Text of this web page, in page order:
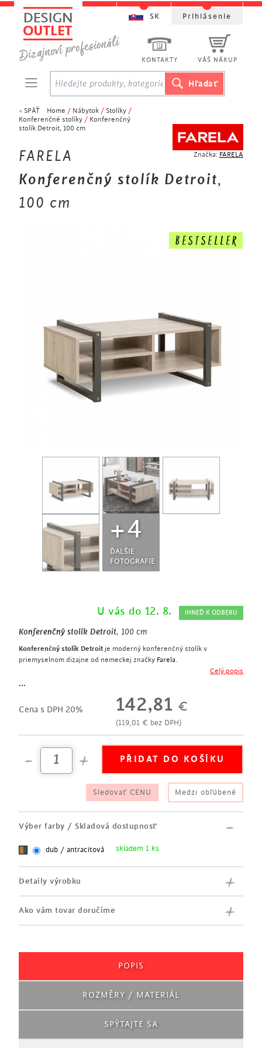
Značka: FARELA
< SPÄŤ Home / Nábytok / Stolíky /
Konferenčné stolíky / Konferenčný
stolík Detroit, 100 cm
FARELA
Konferenčný stolík Detroit,
100 cm
+4
ĎALŠIE
FOTOGRAFIE
U vás do 12. 8. IHNEĎ K ODBERU
Konferenčný stolík Detroit, 100 cm
Konferenčný stolík Detroit je moderný konferenčný stolík v
priemyselnom dizajne od nemeckej značky Farela.
Kombinácia antracitovej farby a dreveného dekóru pripomína
Konferenčný stolíkz rady Detroit
vyniká nielen kvalitným dizajnom a
nemeckou kvalitou, ale tiež pomerom kvality a ceny.
1x otvorená polica
1x stredová deliaca priečka
horná doska – melamín hr. 19 mm
ostatné časti – melamín hr. 15 mm
korpus – melamín v dekóre Sorrento dub
...
Celý popis
Cena s DPH 20% 142,81 €
(119,01 € bez DPH)
Sledovať CENU Medzi obľúbené
Výber farby / Skladová dostupnosť
dub / antracitová skladem 1 ks
Detaily výrobku
Ako vám tovar doručíme
POPIS
ROZMĚRY / MATERIÁL
SPÝTAJTE SA
KONTAKTY VÁŠ NÁKUP
SK Prihlásenie